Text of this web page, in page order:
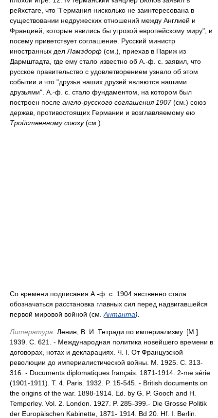
рейхстаге, что "Германия нисколько не заинтересована в
существовании недружеских отношений между Англией и
Францией, которые явились бы угрозой европейскому миру", и
посему приветствует соглашение. Русский министр
иностранных дел Ламздорф (см.), приехав в Париж из
Дармштадта, где ему стало известно об А.-ф. с. заявил, что
русское правительство с удовлетворением узнало об этом
событии и что "друзья наших друзей являются нашими
друзьями". А.-ф. с. стало фундаментом, на котором был
построен после англо-русского соглашения 1907(см.) союз
держав, противостоящих Германии и возглавляемому ею
Тройственному союзу(см.).
Со времени подписания А.-ф. с. 1904 явственно стала
обозначаться расстановка главных сил перед надвигавшейся
первой мировой войной (см. Антанта).
Литература: Ленин, В. И. Тетради по империализму. [М.].
1939. С. 621. - Mеждународная политика новейшего времени в
договорах, нотах и декларациях. Ч. I. От Французской
революции до империалистической войны. М. 1925. С. 313-
316. - Documents diplomatiques français. 1871-1914. 2-me série
(1901-1911). T. 4. Paris. 1932. P. 15-545. - Вritish documents on
the origins of the war. 1898-1914. Ed. by G. P. Gooch and H.
Temperley. Vol. 2. London. 1927. P. 285-399.- Die Grosse Politik
der Europäischen Kabinette, 1871- 1914. Bd 20. Hf. I. Berlin.